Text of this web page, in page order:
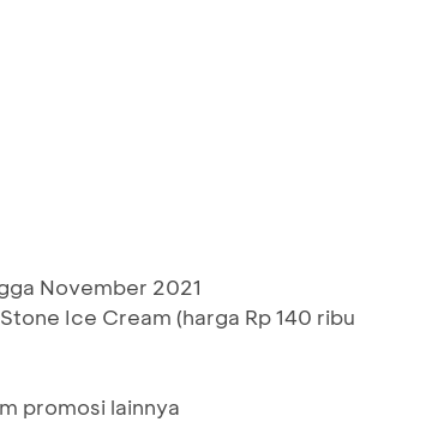
November 2021
Ice Cream (harga Rp 140 ribu
promosi lainnya